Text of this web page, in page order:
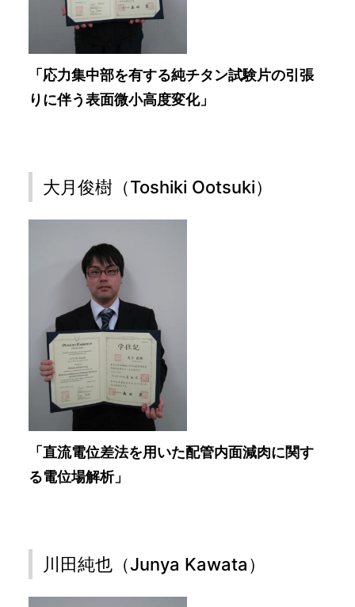
「応力集中部を有する純チタン試験片の引張
りに伴う表面微小高度変化」
大月俊樹（Toshiki Ootsuki）
「直流電位差法を用いた配管内面減肉に関す
る電位場解析」
川田純也（Junya Kawata）